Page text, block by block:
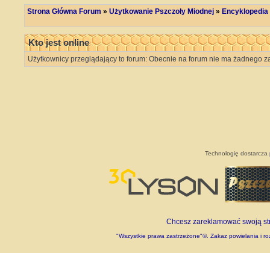
Strona Główna Forum » Użytkowanie Pszczoły Miodnej »
Kto jest online
Użytkownicy przeglądający to forum: Obecnie na forum nie ma żadnego
Technologię dostarcza
Chcesz zareklamować swoją
"Wszystkie prawa zastrzeżone"©. Zakaz powielania i